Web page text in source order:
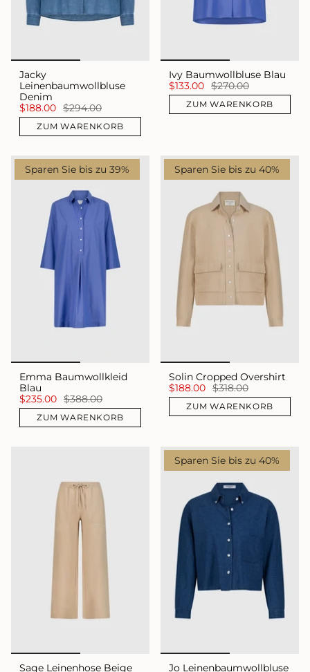
Jacky
Leinenbaumwollbluse
Denim
$188.00 $294.00
ZUM WARENKORB
Ivy Baumwollbluse Blau
$133.00 $270.00
ZUM WARENKORB
Sparen Sie bis zu 39%
Emma Baumwollkleid
Blau
$235.00 $388.00
ZUM WARENKORB
Sparen Sie bis zu 40%
Solin Cropped Overshirt
$188.00 $318.00
ZUM WARENKORB
Sage Leinenhose Beige
Sparen Sie bis zu 40%
Jo Leinenbaumwollbluse